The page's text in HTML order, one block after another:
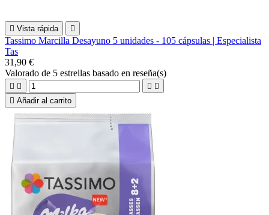
 Vista rápida 
Tassimo Marcilla Desayuno 5 unidades - 105 cápsulas | Especialista
Tas
31,90 €
Valorado de 5 estrellas basado en reseña(s)
   
 Añadir al carrito